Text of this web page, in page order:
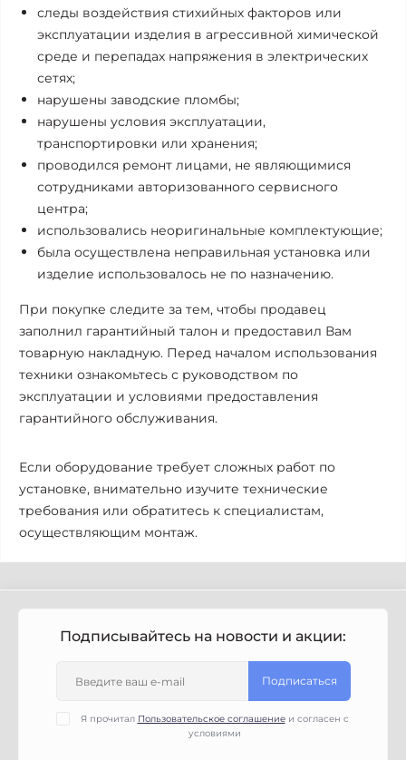
следы воздействия стихийных факторов или
эксплуатации изделия в агрессивной химической
среде и перепадах напряжения в электрических
сетях;
нарушены заводские пломбы;
нарушены условия эксплуатации,
транспортировки или хранения;
проводился ремонт лицами, не являющимися
сотрудниками авторизованного сервисного
центра;
использовались неоригинальные комплектующие;
была осуществлена неправильная установка или
изделие использовалось не по назначению.
При покупке следите за тем, чтобы продавец
заполнил гарантийный талон и предоставил Вам
товарную накладную. Перед началом использования
техники ознакомьтесь с руководством по
эксплуатации и условиями предоставления
гарантийного обслуживания.
Если оборудование требует сложных работ по
установке, внимательно изучите технические
требования или обратитесь к специалистам,
осуществляющим монтаж.
Подписывайтесь на новости и акции:
Подписаться
Я прочитал Пользовательское соглашениеи согласен с
условиями